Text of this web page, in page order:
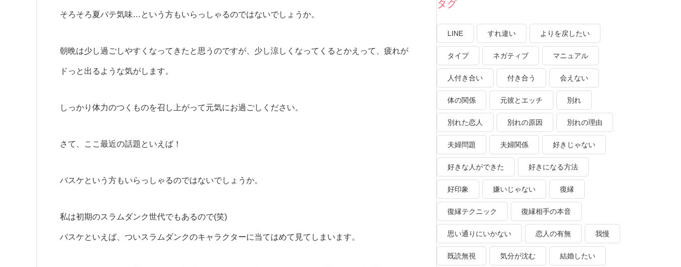
そろそろ夏バテ気味…という方もいらっしゃるのではないでしょうか。
朝晩は少し過ごしやすくなってきたと思うのですが、少し涼しくなってくるとかえって、疲れが
ドっと出るような気がします。
しっかり体力のつくものを召し上がって元気にお過ごしください。
さて、ここ最近の話題といえば！
バスケという方もいらっしゃるのではないでしょうか。
私は初期のスラムダンク世代でもあるので(笑)
バスケといえば、ついスラムダンクのキャラクターに当てはめて見てしまいます。
タグ
LINE すれ違い よりを戻したい
タイプ ネガティブ マニュアル
人付き合い 付き合う 会えない
体の関係 元彼とエッチ 別れ
別れた恋人 別れの原因 別れの理由
夫婦問題 夫婦関係 好きじゃない
好きな人ができた 好きになる方法
好印象 嫌いじゃない 復縁
復縁テクニック 復縁相手の本音
思い通りにいかない 恋人の有無 我慢
既読無視 気分が沈む 結婚したい